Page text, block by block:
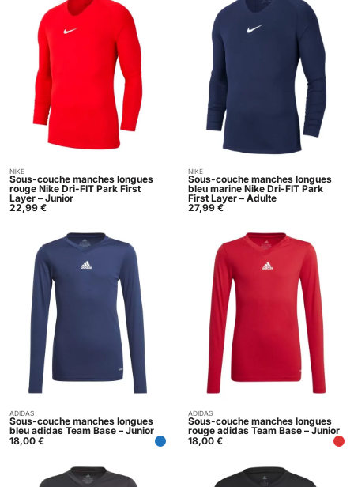
Acheter
NIKE
Sous-couche manches longues
rouge Nike Dri-FIT Park First
Layer – Junior
22,99 €
Acheter
NIKE
Sous-couche manches longues
bleu marine Nike Dri-FIT Park
First Layer – Adulte
27,99 €
Acheter
ADIDAS
Sous-couche manches longues
bleu adidas Team Base – Junior
18,00 €
Acheter
ADIDAS
Sous-couche manches longues
rouge adidas Team Base – Junior
18,00 €